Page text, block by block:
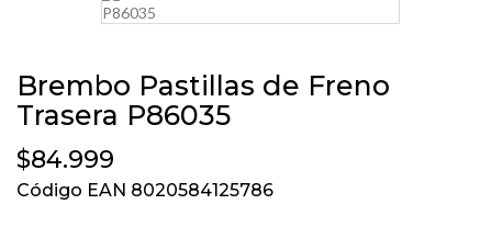
Brembo Pastillas de Freno
Trasera P86035
$84.999
Código EAN 8020584125786